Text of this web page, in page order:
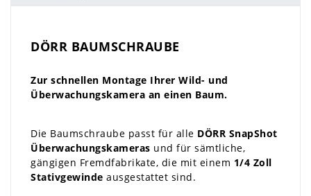
DÖRR BAUMSCHRAUBE
Zur schnellen Montage Ihrer Wild- und
Überwachungskamera an einen Baum.
Die Baumschraube passt für alle DÖRR SnapShot
Überwachungskameras und für sämtliche,
gängigen Fremdfabrikate, die mit einem 1/4 Zoll
Stativgewinde ausgestattet sind.